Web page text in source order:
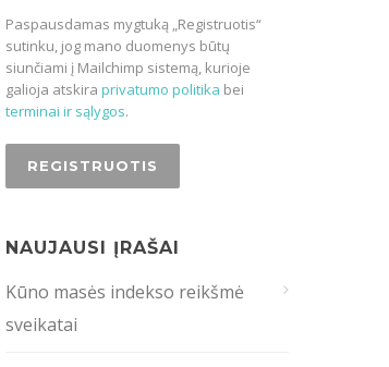
Paspausdamas mygtuką „Registruotis“
sutinku, jog mano duomenys būtų
siunčiami į Mailchimp sistemą, kurioje
galioja atskira privatumo politika bei
terminai ir sąlygos.
NAUJAUSI ĮRAŠAI
Kūno masės indekso reikšmė
sveikatai